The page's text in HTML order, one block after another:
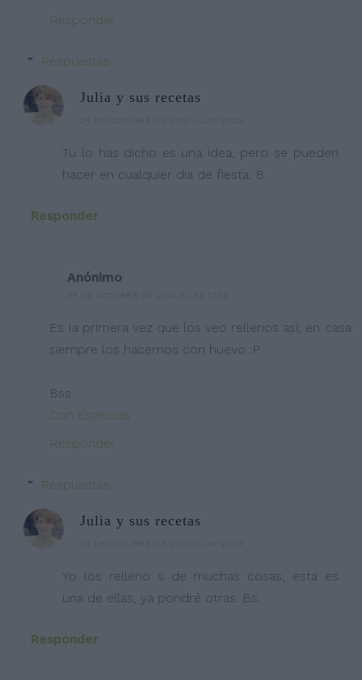
Responder
Respuestas
Julia y sus recetas
Tu lo has dicho es una idea, pero se pueden
hacer en cualquier dia de fiesta. B.
Responder
Anónimo
Es la primera vez que los veo rellenos así; en casa
siempre los hacemos con huevo :P
Bss
Con Especias
Responder
Respuestas
Julia y sus recetas
Yo los relleno s de muchas cosas, esta es
una de ellas, ya pondré otras. Bs.
Responder